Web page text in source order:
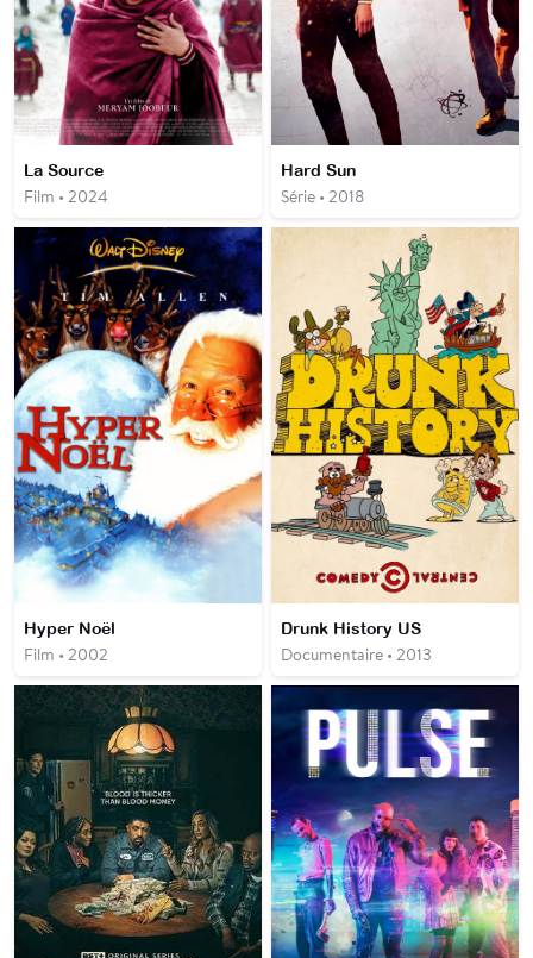
La Source
Film • 2024
Hard Sun
Série • 2018
Hyper Noël
Film • 2002
Drunk History US
Documentaire • 2013